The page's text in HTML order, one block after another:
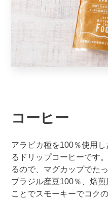
コーヒー
アラビカ種を100％使用
るドリップコーヒーです
るので、マグカップでた
ブラジル産豆100％、焙
ことでスモーキーでコク